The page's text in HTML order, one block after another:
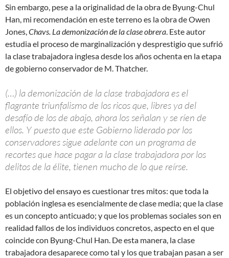
Sin embargo, pese a la originalidad de la obra de Byung-Chul
Han, mi recomendación en este terreno es la obra de Owen
Jones,Chavs. La demonización de la clase obrera. Este autor
estudia el proceso de marginalización y desprestigio que sufrió
la clase trabajadora inglesa desde los años ochenta en la etapa
de gobierno conservador de M. Thatcher.
(…) la demonización de la clase trabajadora es el
flagrante triunfalismo de los ricos que, libres ya del
desafío de los de abajo, ahora los señalan y se ríen de
ellos. Y puesto que este Gobierno liderado por los
conservadores sigue adelante con un programa de
recortes que hace pagar a la clase trabajadora por los
delitos de la élite, tienen mucho de lo que reírse.
El objetivo del ensayo es cuestionar tres mitos: que toda la
población inglesa es esencialmente de clase media; que la clase
es un concepto anticuado; y que los problemas sociales son en
realidad fallos de los individuos concretos, aspecto en el que
coincide con Byung-Chul Han. De esta manera, la clase
trabajadora desaparece como tal y los que trabajan pasan a ser